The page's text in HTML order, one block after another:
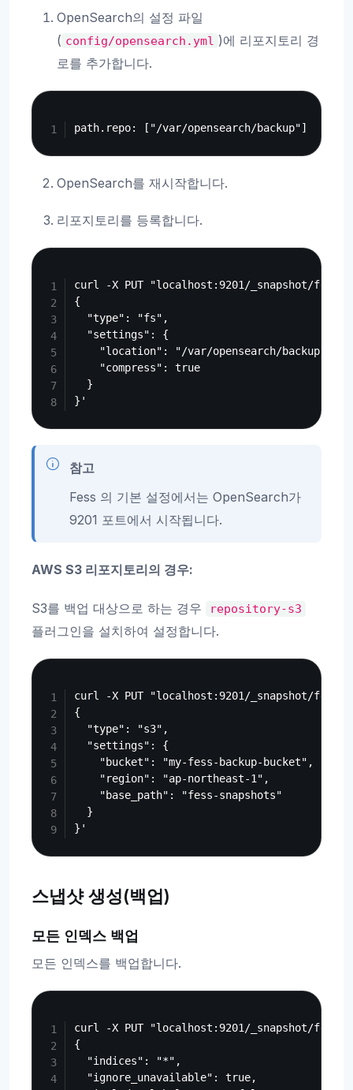
OpenSearch의 설정 파일
( config/opensearch.yml )에 리포지토리 경
로를 추가합니다.
OpenSearch를 재시작합니다.
리포지토리를 등록합니다.
curl -X PUT "localhost:9201/_snapshot/
{
  "type": "fs",
  "settings": {
    "location": "/var/opensearch/backup",
    "compress": true
  }
참고
Fess 의 기본 설정에서는 OpenSearch가
9201 포트에서 시작됩니다.
AWS S3 리포지토리의 경우:
S3를 백업 대상으로 하는 경우 repository-s3
플러그인을 설치하여 설정합니다.
curl -X PUT "localhost:9201/_snapshot/
{
  "type": "s3",
  "settings": {
    "bucket": "my-fess-backup-bucket",
    "region": "ap-northeast-1",
    "base_path": "fess-snapshots"
  }
스냅샷 생성(백업)
모든 인덱스 백업
모든 인덱스를 백업합니다.
curl -X PUT "localhost:9201/_snapshot/
{
  "indices": "*",
  "ignore_unavailable": true,